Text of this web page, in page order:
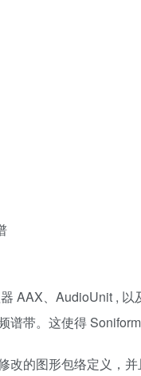
AAX、AudioUnit ,
带。这使得
改的图形包络定义，